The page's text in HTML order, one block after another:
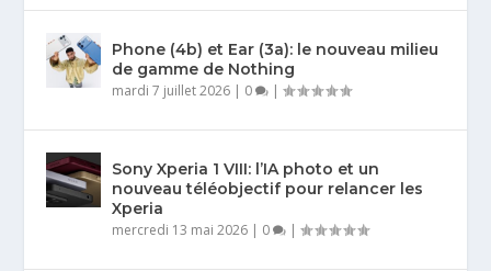
Phone (4b) et Ear (3a): le nouveau milieu
de gamme de Nothing
mardi 7 juillet 2026 | 0 |
Sony Xperia 1 VIII: l’IA photo et un
nouveau téléobjectif pour relancer les
Xperia
mercredi 13 mai 2026 | 0 |